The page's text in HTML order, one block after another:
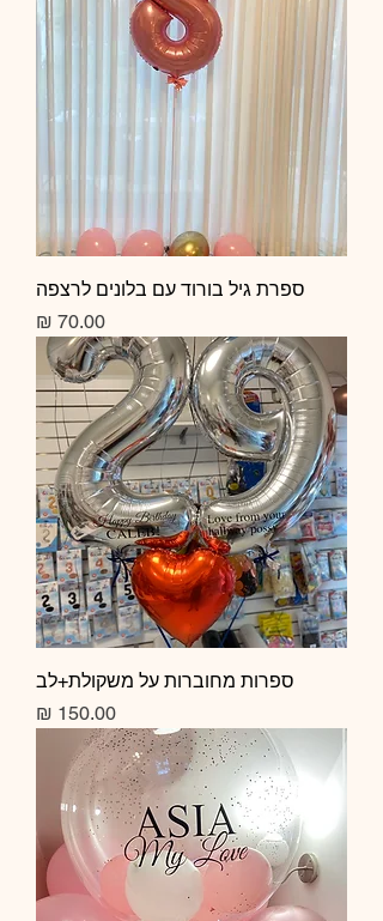
ספרת גיל בורוד עם בלונים לרצפה
מחיר
ספרות מחוברות על משקולת+לב
מחיר